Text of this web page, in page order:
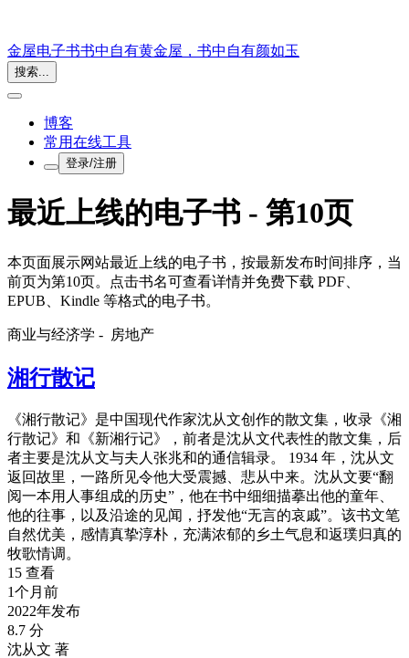
金屋电子书书中自有黄金屋，书中自有颜如玉
搜索...
博客
常用在线工具
登录/注册
最近上线的电子书 - 第10页
本页面展示网站最近上线的电子书，按最新发布时间排序，当
前页为第10页。点击书名可查看详情并免费下载 PDF、
EPUB、Kindle 等格式的电子书。
商业与经济学 - 房地产
湘行散记
《湘行散记》是中国现代作家沈从文创作的散文集，收录《湘
行散记》和《新湘行记》，前者是沈从文代表性的散文集，后
者主要是沈从文与夫人张兆和的通信辑录。 1934 年，沈从文
返回故里，一路所见令他大受震撼、悲从中来。沈从文要“翻
阅一本用人事组成的历史”，他在书中细细描摹出他的童年、
他的往事，以及沿途的见闻，抒发他“无言的哀戚”。该书文笔
自然优美，感情真挚淳朴，充满浓郁的乡土气息和返璞归真的
牧歌情调。
15 查看
1个月前
2022年发布
8.7 分
沈从文 著